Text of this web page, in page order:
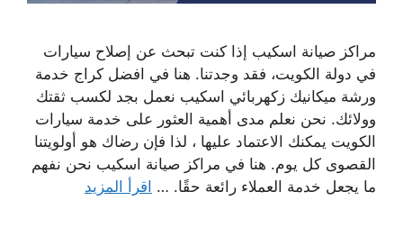
مراكز صيانة اسكيب إذا كنت تبحث عن إصلاح سيارات
في دولة الكويت، فقد وجدتنا. هنا في افضل كراج خدمة
ورشة ميكانيك زكهربائي اسكيب نعمل بجد لكسب ثقتك
وولائك. نحن نعلم مدى أهمية العثور على خدمة سيارات
الكويت يمكنك الاعتماد عليها ، لذا فإن رضاك ​​هو أولويتنا
القصوى كل يوم. هنا في مراكز صيانة اسكيب نحن نفهم
ما يجعل خدمة العملاء رائعة حقًا. … اقرأ المزيد